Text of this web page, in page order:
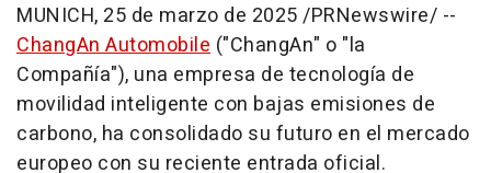
MUNICH, 25 de marzo de 2025/PRNewswire/ --
ChangAn Automobile ("ChangAn" o "la
Compañía"), una empresa de tecnología de
movilidad inteligente con bajas emisiones de
carbono, ha consolidado su futuro en el mercado
europeo con su reciente entrada oficial.